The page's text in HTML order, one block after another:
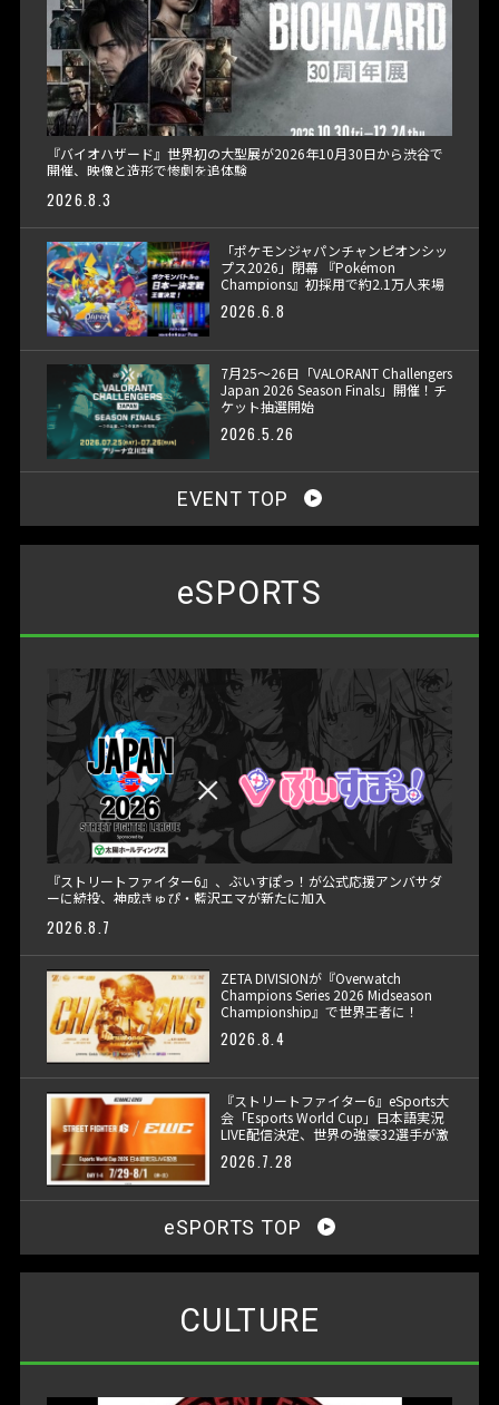
『バイオハザード』世界初の大型展が2026年10月30日から渋谷で
開催、映像と造形で惨劇を追体験
2026.8.3
「ポケモンジャパンチャンピオンシッ
プス2026」閉幕 『Pokémon
Champions』初採用で約2.1万人来場
2026.6.8
7月25〜26日「VALORANT Challengers
Japan 2026 Season Finals」開催！チ
ケット抽選開始
2026.5.26
EVENT TOP
eSPORTS
『ストリートファイター6』、ぶいすぽっ！が公式応援アンバサダ
ーに続投、神成きゅぴ・藍沢エマが新たに加入
2026.8.7
ZETA DIVISIONが『Overwatch
Champions Series 2026 Midseason
Championship』で世界王者に！
2026.8.4
『ストリートファイター6』eSports大
会「Esports World Cup」日本語実況
LIVE配信決定、世界の強豪32選手が激
2026.7.28
eSPORTS TOP
CULTURE